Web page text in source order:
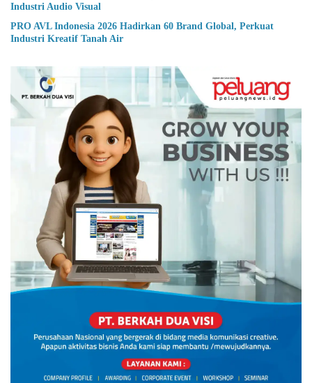
Industri Audio Visual
PRO AVL Indonesia 2026 Hadirkan 60 Brand Global, Perkuat
Industri Kreatif Tanah Air